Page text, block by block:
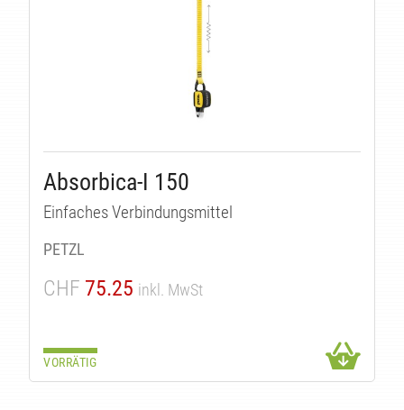
Absorbica-I 150
Einfaches Verbindungsmittel
PETZL
CHF 75.25 inkl. MwSt
VORRÄTIG